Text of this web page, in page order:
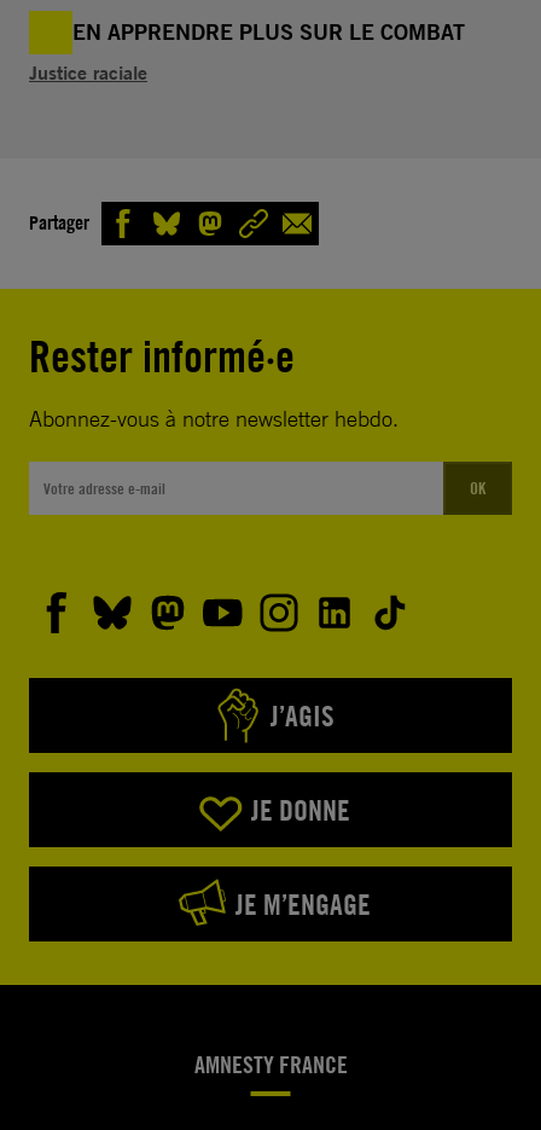
EN APPRENDRE PLUS SUR LE COMBAT
Justice raciale
Partager
Rester informé·e
Abonnez-vous à notre newsletter hebdo.
OK
J’AGIS
JE DONNE
JE M’ENGAGE
AMNESTY FRANCE